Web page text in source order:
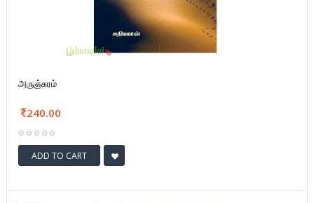
அருஞ்சுரம்
240.00
ADD TO CART